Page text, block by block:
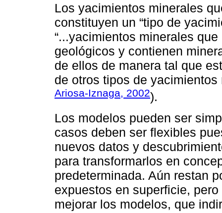
Los yacimientos minerales
constituyen un “tipo de
“...yacimientos minerales
geológicos y contienen
de ellos de manera tal que
de otros tipos de
Ariosa-Iznaga, 2002).
Los modelos pueden ser
casos deben ser flexibles
nuevos datos y
para transformarlos en
predeterminada. Aún restan
expuestos en superficie,
mejorar los modelos, que